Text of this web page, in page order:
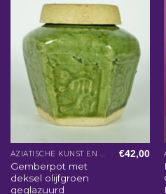
AZIATISCHE KUNST EN WOONACCESSOIRES
Gemberpot met
deksel olijfgroen
geglazuurd
€42,00